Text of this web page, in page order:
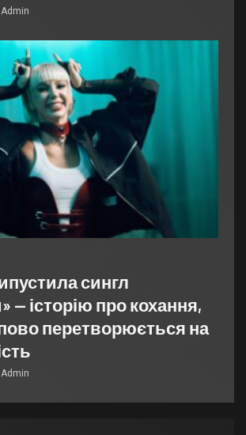
Admin
сингл
— історію про кохання,
перетворюється на
Admin